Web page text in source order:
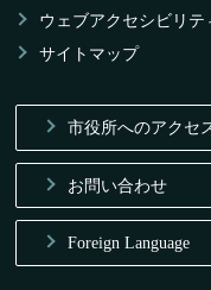
ウェブアクセシビリテ
サイトマップ
市役所へのアクセ
お問い合わせ
Foreign Language